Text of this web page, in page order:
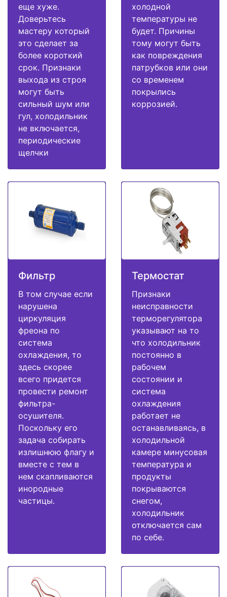
еще хуже.
Доверьтесь
мастеру который
это сделает за
более короткий
срок. Признаки
выхода из строя
могут быть
сильный шум или
гул, холодильник
не включается,
периодические
щелчки
холодной
температуры не
будет. Причины
тому могут быть
как повреждения
патрубков или они
со временем
покрылись
коррозией.
Фильтр
В том случае если
нарушена
циркуляция
фреона по
система
охлаждения, то
здесь скорее
всего придется
провести ремонт
фильтра-
осушителя.
Поскольку его
задача собирать
излишнюю флагу и
вместе с тем в
нем скапливаются
инородные
частицы.
Термостат
Признаки
неисправности
терморегулятора
указывают на то
что холодильник
постоянно в
рабочем
состоянии и
система
охлаждения
работает не
останавливаясь, в
холодильной
камере минусовая
температура и
продукты
покрываются
снегом,
холодильник
отключается сам
по себе.